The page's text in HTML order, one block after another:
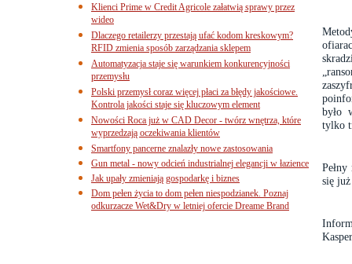
było
tylko
się
Klienci Prime w Credit Agricole załatwią sprawy przez
wideo
Dlaczego retailerzy przestają ufać kodom kreskowym?
RFID zmienia sposób zarządzania sklepem
Automatyzacja staje się warunkiem konkurencyjności
przemysłu
Polski przemysł coraz więcej płaci za błędy jakościowe.
Kontrola jakości staje się kluczowym element
Nowości Roca już w CAD Decor - twórz wnętrza, które
wyprzedzają oczekiwania klientów
Smartfony pancerne znalazły nowe zastosowania
Gun metal - nowy odcień industrialnej elegancji w łazience
Jak upały zmieniają gospodarkę i biznes
Dom pełen życia to dom pełen niespodzianek. Poznaj
odkurzacze Wet&Dry w letniej ofercie Dreame Brand